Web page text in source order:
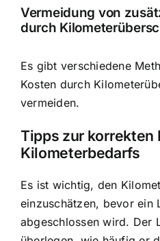
Vermeidung von
durch
Es gibt verschiedene
Kosten durch
vermeiden.
Tipps zur korrekten
Kilometerbedarfs
Es ist wichtig, den
einzuschätzen, bevor ein
abgeschlossen wird. Der